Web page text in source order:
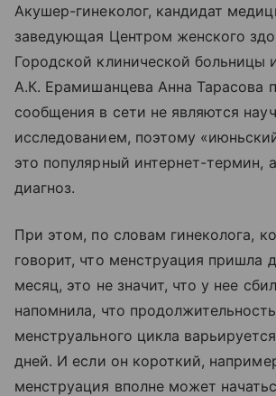
Акушер-гинеколог, кандидат
заведующая Центром женского
Городской клинической больницы
А.К. Ерамишанцева Анна Тарасова
сообщения в сети не являются
исследованием, поэтому
это популярный интернет-термин,
диагноз.
При этом, по словам гинеколога,
говорит, что менструация пришла
месяц, это не значит, что у нее
напомнила, что продолжительность
менструального цикла
дней. И если он короткий,
менструация вполне может